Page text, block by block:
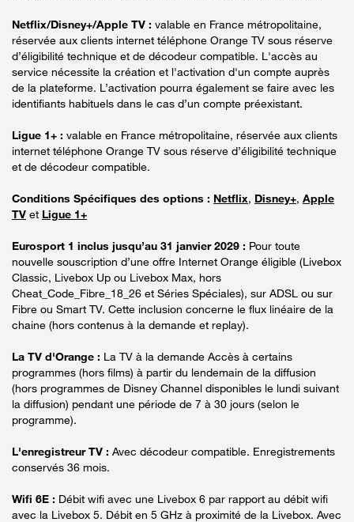
Netflix/Disney+/Apple TV : valable en France métropolitaine,
réservée aux clients internet téléphone Orange TV sous réserve
d’éligibilité technique et de décodeur compatible. L'accès au
service nécessite la création et l'activation d'un compte auprès
de la plateforme. L’activation pourra également se faire avec les
identifiants habituels dans le cas d’un compte préexistant.
Ligue 1+ : valable en France métropolitaine, réservée aux clients
internet téléphone Orange TV sous réserve d’éligibilité technique
et de décodeur compatible.
Conditions Spécifiques des options : Netflix, Disney+, Apple
TV et Ligue 1+
Eurosport 1 inclus jusqu’au 31 janvier 2029 : Pour toute
nouvelle souscription d’une offre Internet Orange éligible (Livebox
Classic, Livebox Up ou Livebox Max, hors
Cheat_Code_Fibre_18_26 et Séries Spéciales), sur ADSL ou sur
Fibre ou Smart TV. Cette inclusion concerne le flux linéaire de la
chaine (hors contenus à la demande et replay).
La TV d'Orange : La TV à la demande Accès à certains
programmes (hors films) à partir du lendemain de la diffusion
(hors programmes de Disney Channel disponibles le lundi suivant
la diffusion) pendant une période de 7 à 30 jours (selon le
programme).
L'enregistreur TV : Avec décodeur compatible. Enregistrements
conservés 36 mois.
Wifi 6E : Débit wifi avec une Livebox 6 par rapport au débit wifi
avec la Livebox 5. Débit en 5 GHz à proximité de la Livebox. Avec